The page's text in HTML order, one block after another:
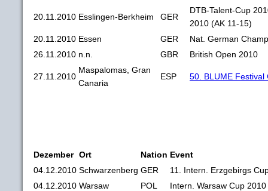
20.11.2010 Esslingen-Berkheim GER
DTB-Talent-Cup
2010 (AK 11-15)
20.11.2010 Essen GER
Nat. German
26.11.2010 n.n. GBR British Open 2010
27.11.2010
Maspalomas, Gran
Canaria
ESP 50. BLUME
Dezember Ort Nation Event
04.12.2010 Schwarzenberg GER
11. Intern. Erzgebirgs
04.12.2010 Warsaw POL Intern. Warsaw Cup 2010